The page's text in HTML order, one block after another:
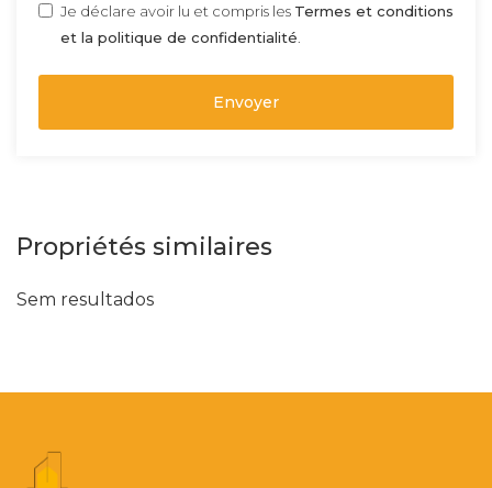
Je déclare avoir lu et compris les Termes et conditions
et la politique de confidentialité
Envoyer
Propriétés similaires
Sem resultados